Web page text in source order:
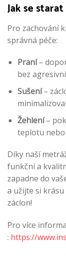
Jak se
Pro zachování
správná péče:
Praní–
bez
Sušení–
Žehlení–
teplotu
Díky naší
funkční a
zapadne do
a užijte si
záclon!
Pro více
: https://